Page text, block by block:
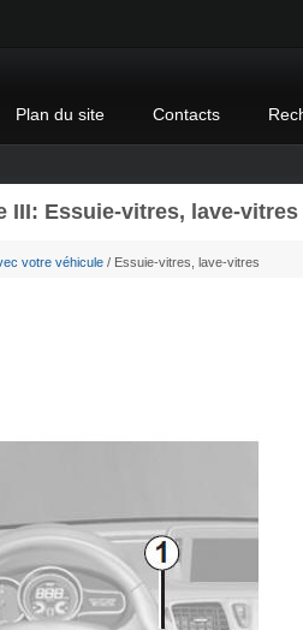
Plan du site Contacts
III: Essuie-vitres, lave-vitres
votre véhicule/ Essuie-vitres, lave-vitres